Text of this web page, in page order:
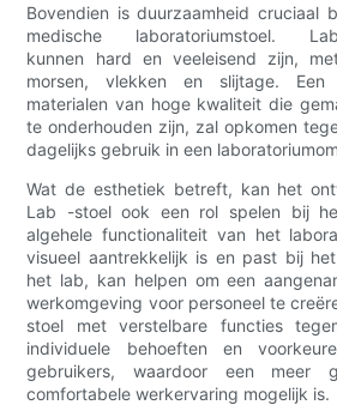
Bovendien is duurzaamheid cruciaal
medische laboratoriumstoel.
kunnen hard en veeleisend zijn,
morsen, vlekken en slijtage.
materialen van hoge kwaliteit die
te onderhouden zijn, zal opkomen
dagelijks gebruik in een
Wat de esthetiek betreft, kan het
Lab -stoel ook een rol spelen bij
algehele functionaliteit van het
visueel aantrekkelijk is en past bij
het lab, kan helpen om een
werkomgeving voor personeel te
stoel met verstelbare functies
individuele behoeften en
gebruikers, waardoor een meer
comfortabele werkervaring mogelijk is.